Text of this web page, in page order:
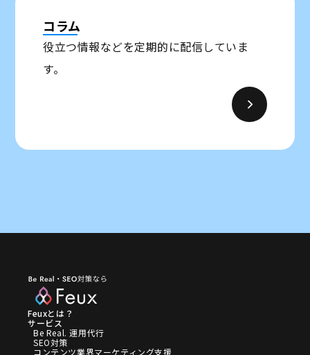
コラム
役立つ情報などを定期的に配信していま
す。
Feuxとは？
サービス
Be Real. 運用代行
SEO対策
コンテンツ業界マーケティング支援